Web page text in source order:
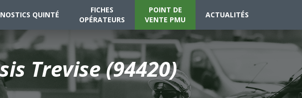
QUINTÉ
FICHES
OPÉRATEURS
POINT DE
VENTE PMU
ACTUALITÉS
Trevise (94420)